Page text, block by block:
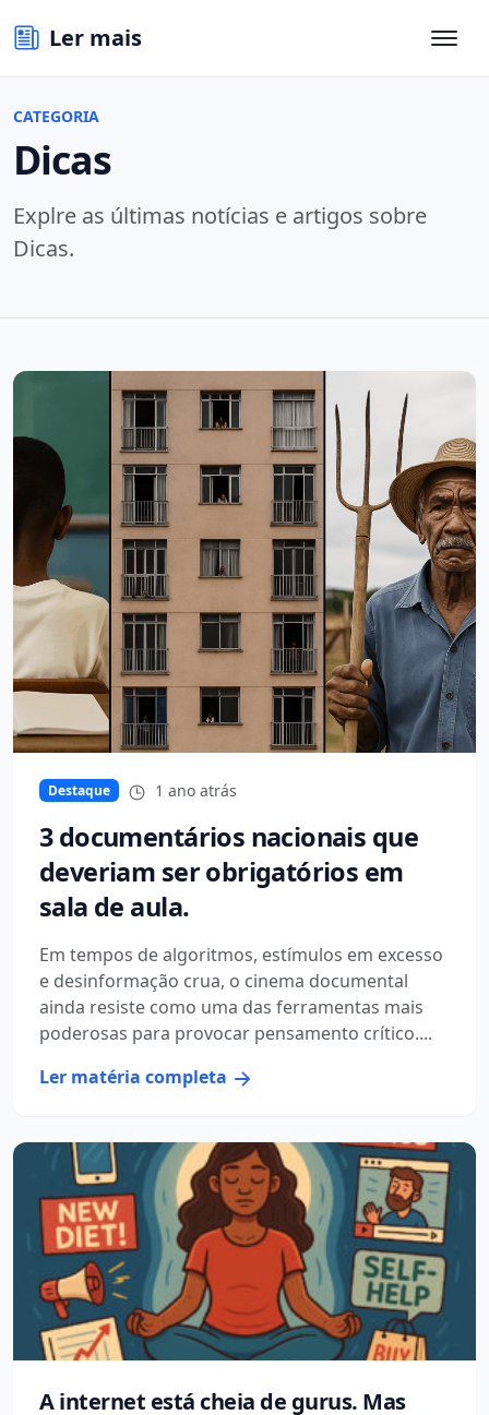
Ler mais
CATEGORIA
Dicas
Explre as últimas notícias e artigos sobre
Dicas.
Destaque 1 ano atrás
3 documentários nacionais que
deveriam ser obrigatórios em
sala de aula.
Em tempos de algoritmos, estímulos em excesso
e desinformação crua, o cinema documental
ainda resiste como uma das ferramentas mais
poderosas para provocar pensamento crítico....
Ler matéria completa
A internet está cheia de gurus. Mas